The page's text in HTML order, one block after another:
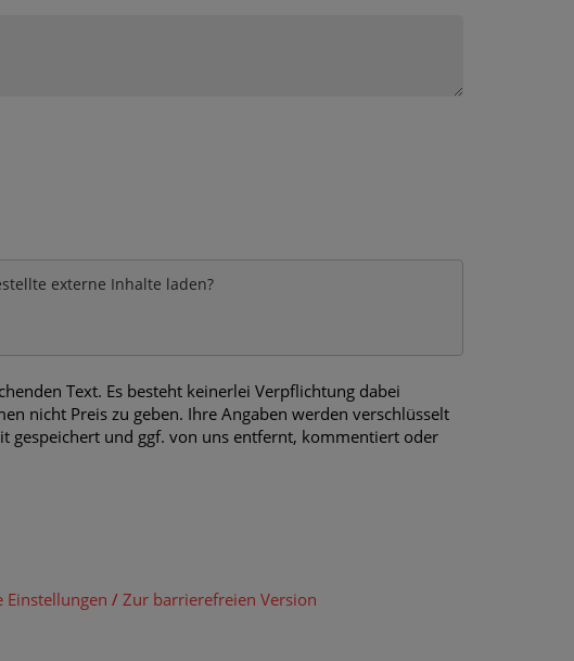
externe Inhalte laden?
Text. Es besteht keinerlei Verpflichtung dabei
nicht Preis zu geben. Ihre Angaben werden verschlüsselt
gespeichert und ggf. von uns entfernt, kommentiert oder
Einstellungen / Zur barrierefreien Version